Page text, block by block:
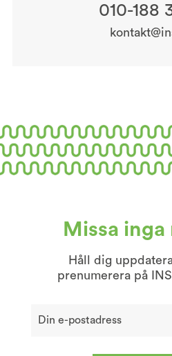
010-188
Missa
Håll dig
prenumerera på